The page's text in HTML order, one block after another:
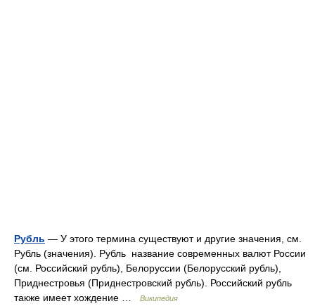
Рубль — У этого термина существуют и другие значения, см.
Рубль (значения). Рубль название современных валют России
(см. Российский рубль), Белоруссии (Белорусский рубль),
Приднестровья (Приднестровский рубль). Российский рубль
также имеет хождение …
Википедия